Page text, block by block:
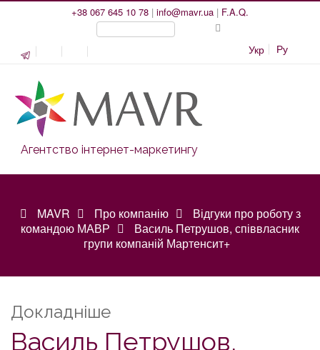
+38 067 645 10 78 | info@mavr.ua | F.A.Q.
Укр Ру
Агентство інтернет-маркетингу
MAVR Про компанію
Відгуки про роботу з
командою МАВР
Василь Петрушов, співвласник
групи компаній Мартенсит+
Докладніше
Василь Петрушов,